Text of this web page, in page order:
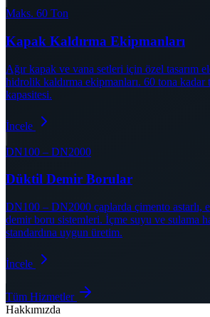
Maks. 60 Ton
Kapak Kaldırma Ekipmanları
Ağır kapak ve vana setleri için özel tasarım
hidrolik kaldırma ekipmanları. 60 tona kadar
kapasitesi.
İncele
DN100 – DN2000
Düktil Demir Borular
DN100 – DN2000 çaplarda çimento astarlı,
demir boru sistemleri. İçme suyu ve sulama
standardına uygun üretim.
İncele
Tüm Hizmetler
Hakkımızda